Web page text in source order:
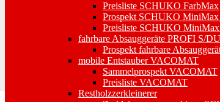
Preisliste SCHUKO FarbMax
Prospekt SCHUKO MiniMax
Preisliste SCHUKO
fahrbare Absauggeräte PROFI S/
Prospekt fahrbare
mobile Entstauber VACOMAT
Sammelprospekt VACOMAT
Preisliste VACOMAT
Restholzzerkleinerer